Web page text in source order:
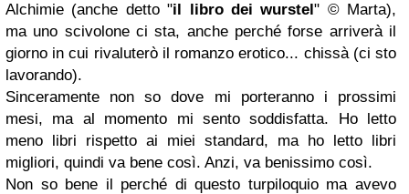
Alchimie (anche detto "il libro dei wurstel" © Marta),
ma uno scivolone ci sta, anche perché forse arriverà il
giorno in cui rivaluterò il romanzo erotico... chissà (ci sto
lavorando).
Sinceramente non so dove mi porteranno i prossimi
mesi, ma al momento mi sento soddisfatta. Ho letto
meno libri rispetto ai miei standard, ma ho letto libri
migliori, quindi va bene così. Anzi, va benissimo così.
Non so bene il perché di questo turpiloquio ma avevo